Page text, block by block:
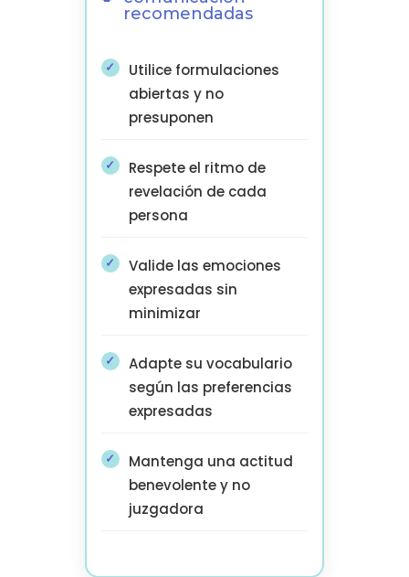
recomendadas
Utilice formulaciones
abiertas y no
presuponen
Respete el ritmo de
revelación de cada
persona
Valide las emociones
expresadas sin
minimizar
Adapte su vocabulario
según las preferencias
expresadas
Mantenga una actitud
benevolente y no
juzgadora